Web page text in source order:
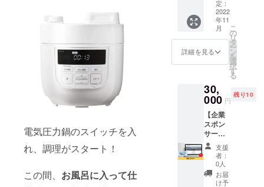
電気圧力鍋のスイッチを入
れ、調理がスタート！
この間、 お風呂に入って仕
「オプ
ショ
ン」で
お届け
ご希望
時間帯
チュー
」、
「骨付
き鶏の
タッカ
か月目
以降も
美味し
くて体
にやさ
しいメ
ニュー
をお届
けしま
す！ ※
送料込
の定期
お届け6
か月分
です！
複数メ
ニュー
のキッ
トを3
ト、月1
回お届
けしま
す！ 通
常価格
30,000
円より
も2,000
円お得
です！
初回は
定：
2022
年11
月
詳細を見る
こ
の
リ
タ
ー
ン
を
選
択
す
る
30,
000 円
残り10
【企業
スポン
サー】
株式会
社
Connec
tionの企
業スポ
支援
者：
0人
お届
け予